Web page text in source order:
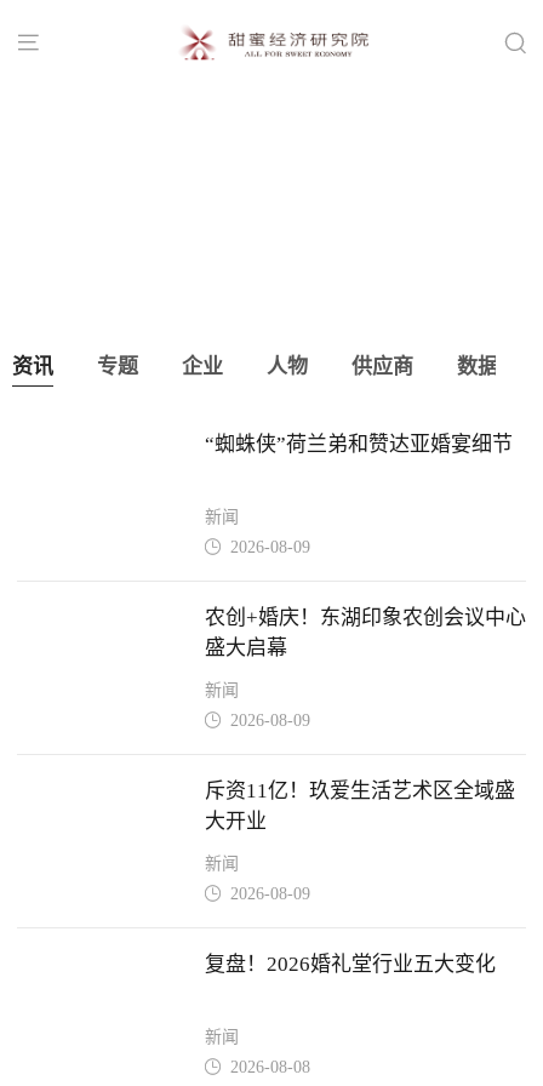
 
资讯 专题 企业 人物 供应商 数据
“蜘蛛侠”荷兰弟和赞达亚婚宴细节
新闻
 2026-08-09
农创+婚庆！东湖印象农创会议中心
盛大启幕
新闻
 2026-08-09
斥资11亿！玖爱生活艺术区全域盛
大开业
新闻
 2026-08-09
复盘！2026婚礼堂行业五大变化
新闻
 2026-08-08